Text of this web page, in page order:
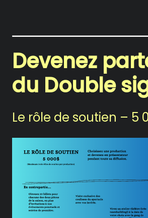
Devenez
du Double
Le rôle de soutien – 5